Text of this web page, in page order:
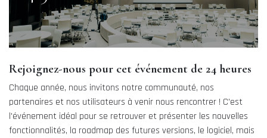
Rejoignez-nous pour cet événement de 24 heures
Chaque année, nous invitons notre communauté, nos
partenaires et nos utilisateurs à venir nous rencontrer ! C'est
l'événement idéal pour se retrouver et présenter les nouvelles
fonctionnalités, la roadmap des futures versions, le logiciel, mais